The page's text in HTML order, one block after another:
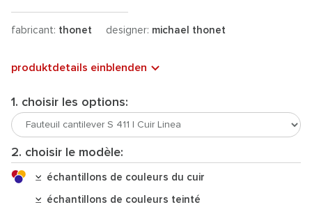
fabricant: thonet designer: michael thonet
produktdetails einblenden
1. choisir les options:
2. choisir le modèle:
échantillons de couleurs du cuir
échantillons de couleurs teinté